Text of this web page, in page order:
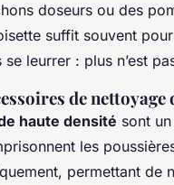
doseurs ou des
suffit souvent
leurrer : plus n’est
de nettoyage
haute densité sont
les
permettant de